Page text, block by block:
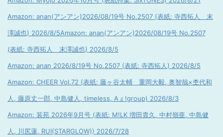
Amazon: anan(アンアン)2026/08/19号 No.2507 (表紙: 寺西拓人 末
澤誠也) 2026/8/5Amazon: anan(アンアン)2026/08/19号 No.2507
(表紙: 寺西拓人 末澤誠也) 2026/8/5
Amazon: anan 2026/8/19号 No.2507 (表紙: 寺西拓人) 2026/8/5
Amazon: CHEER Vol.72 (表紙: 藤ヶ谷太輔 重岡大毅, 奥智哉×杢代和
人, 藤原丈一郎, 中島健人, timeless, Aぇ!group) 2026/8/3
Amazon: 装苑 2026年9月号 (表紙: M!LK 増田貴久, 中村嶺亜, 中島健
人, 川尻蓮, RUI(STARGLOW)) 2026/7/28